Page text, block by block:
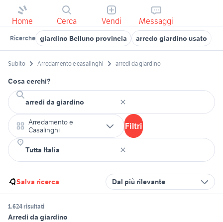
Home Cerca Vendi Messaggi
Ricerche giardino Belluno provincia arredo giardino usato
Subito Arredamento e casalinghi arredi da giardino
Cosa cerchi?
Arredamento e
Casalinghi
Filtri
Salva ricerca Dal più rilevante
1.624 risultati
Arredi da giardino